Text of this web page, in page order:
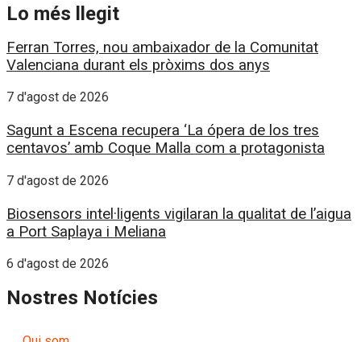
Lo més llegit
Ferran Torres, nou ambaixador de la Comunitat
Valenciana durant els pròxims dos anys
7 d'agost de 2026
Sagunt a Escena recupera ‘La ópera de los tres
centavos’ amb Coque Malla com a protagonista
7 d'agost de 2026
Biosensors intel·ligents vigilaran la qualitat de l’aigua
a Port Saplaya i Meliana
6 d'agost de 2026
Nostres Notícies